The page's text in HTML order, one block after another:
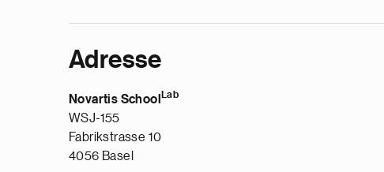
Adresse
Novartis School Lab
WSJ-155
Fabrikstrasse 10
4056 Basel